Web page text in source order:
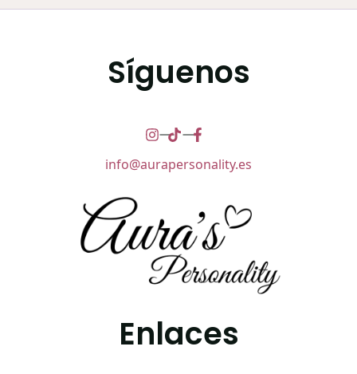
Síguenos
info@aurapersonality.es
Enlaces